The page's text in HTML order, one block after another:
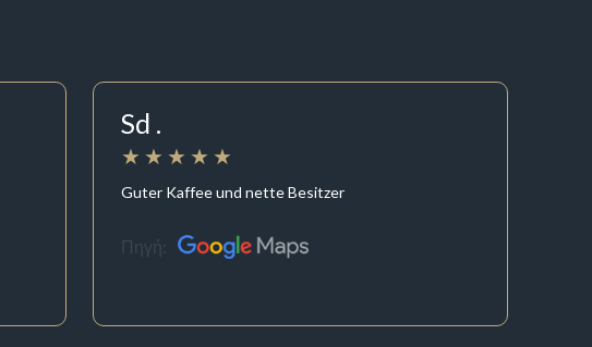
Sd .
Guter Kaffee und nette Besitzer
Πηγή: